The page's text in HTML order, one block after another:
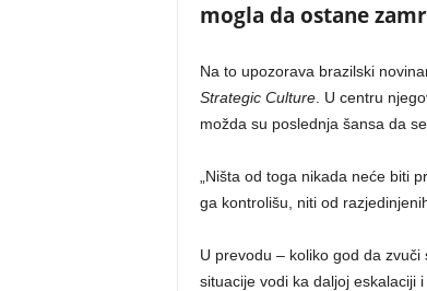
mogla da ostane
Na to upozorava brazilski
Strategic Culture. U centru
možda su poslednja šansa da
„Ništa od toga nikada neće biti
ga kontrolišu, niti od
U prevodu – koliko god da
situacije vodi ka daljoj eskalaciji i